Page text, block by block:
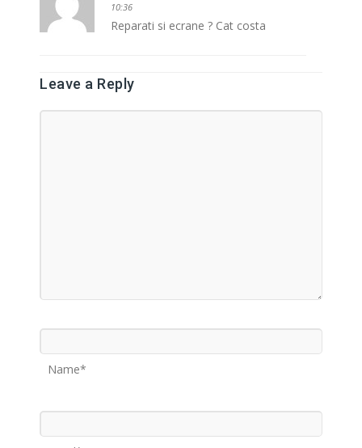
10:36
Reparati si ecrane ? Cat costa
Leave a Reply
Name*